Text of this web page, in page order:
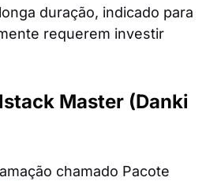
duração, indicado para
requerem investir
Master (Danki
chamado Pacote